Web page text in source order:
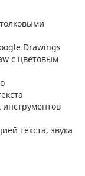
Drawings
с цветовым
инструментов
текста, звука